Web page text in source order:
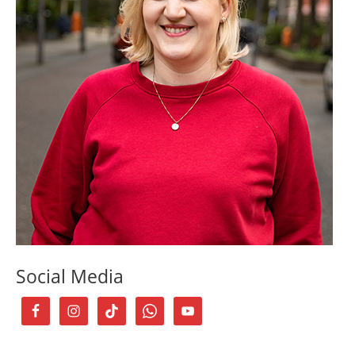
Social Media